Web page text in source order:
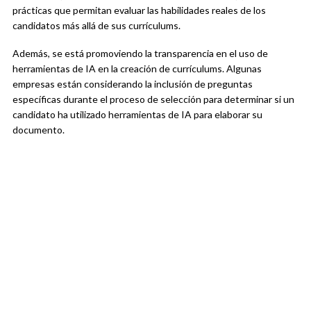
prácticas que permitan evaluar las habilidades reales de los
candidatos más allá de sus currículums.
Además, se está promoviendo la transparencia en el uso de
herramientas de IA en la creación de currículums. Algunas
empresas están considerando la inclusión de preguntas
específicas durante el proceso de selección para determinar si un
candidato ha utilizado herramientas de IA para elaborar su
documento.